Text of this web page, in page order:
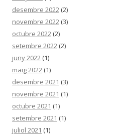
desembre 2022 (2)
novembre 2022 (3)
octubre 2022 (2)
setembre 2022 (2)
juny 2022 (1)
maig 2022 (1)
desembre 2021 (3)
novembre 2021 (1)
octubre 2021 (1)
setembre 2021 (1)
juliol 2021 (1)